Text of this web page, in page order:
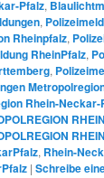
Pfalz,
,
Rheinpfalz,
RheinPfalz,
,
Rhein-Neckar-
, Rhein-
|Schreibe